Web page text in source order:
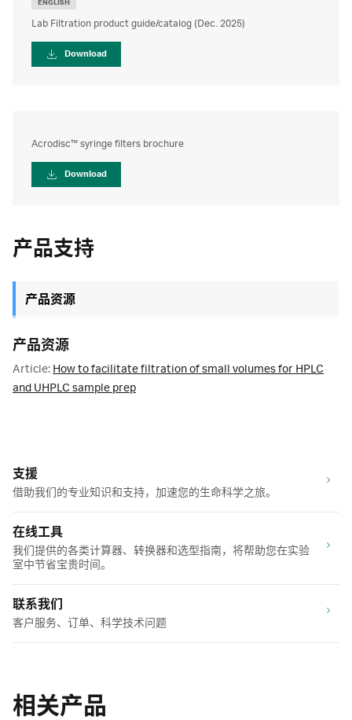
ENGLISH
Lab Filtration product guide/catalog (Dec. 2025)
Download
Acrodisc™ syringe filters brochure
Download
产品支持
产品资源
产品资源
Article: How to facilitate filtration of small volumes for HPLC
and UHPLC sample prep
支援
借助我们的专业知识和支持，加速您的生命科学之旅。
在线工具
我们提供的各类计算器、转换器和选型指南，将帮助您在实验
室中节省宝贵时间。
联系我们
客户服务、订单、科学技术问题
相关产品